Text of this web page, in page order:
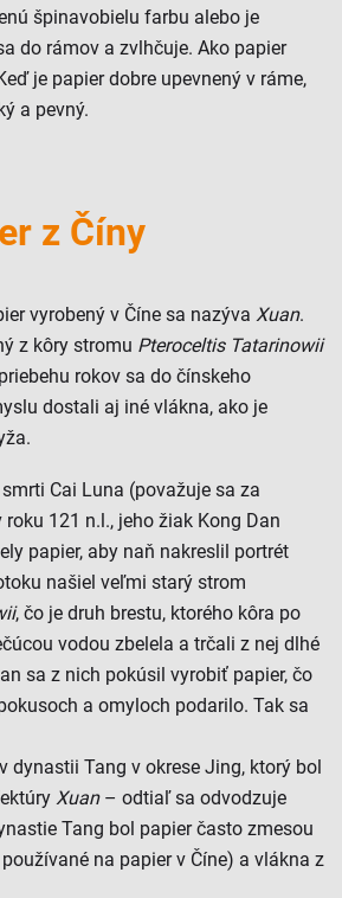
špinavobielu farbu alebo je
do rámov a zvlhčuje. Ako papier
je papier dobre upevnený v ráme,
a pevný.
z Číny
vyrobený v Číne sa nazýva Xuan.
z kôry stromu Pteroceltis Tatarinowii
rokov sa do čínskeho
dostali aj iné vlákna, ako je
Cai Luna (považuje sa za
121 n.l., jeho žiak Kong Dan
papier, aby naň nakreslil portrét
našiel veľmi starý strom
, čo je druh brestu, ktorého kôra po
vodou zbelela a trčali z nej dlhé
sa z nich pokúsil vyrobiť papier, čo
a omyloch podarilo. Tak sa
dynastii Tang v okrese Jing, ktorý bol
Xuan– odtiaľ sa odvodzuje
Tang bol papier často zmesou
na papier v Číne) a vlákna z